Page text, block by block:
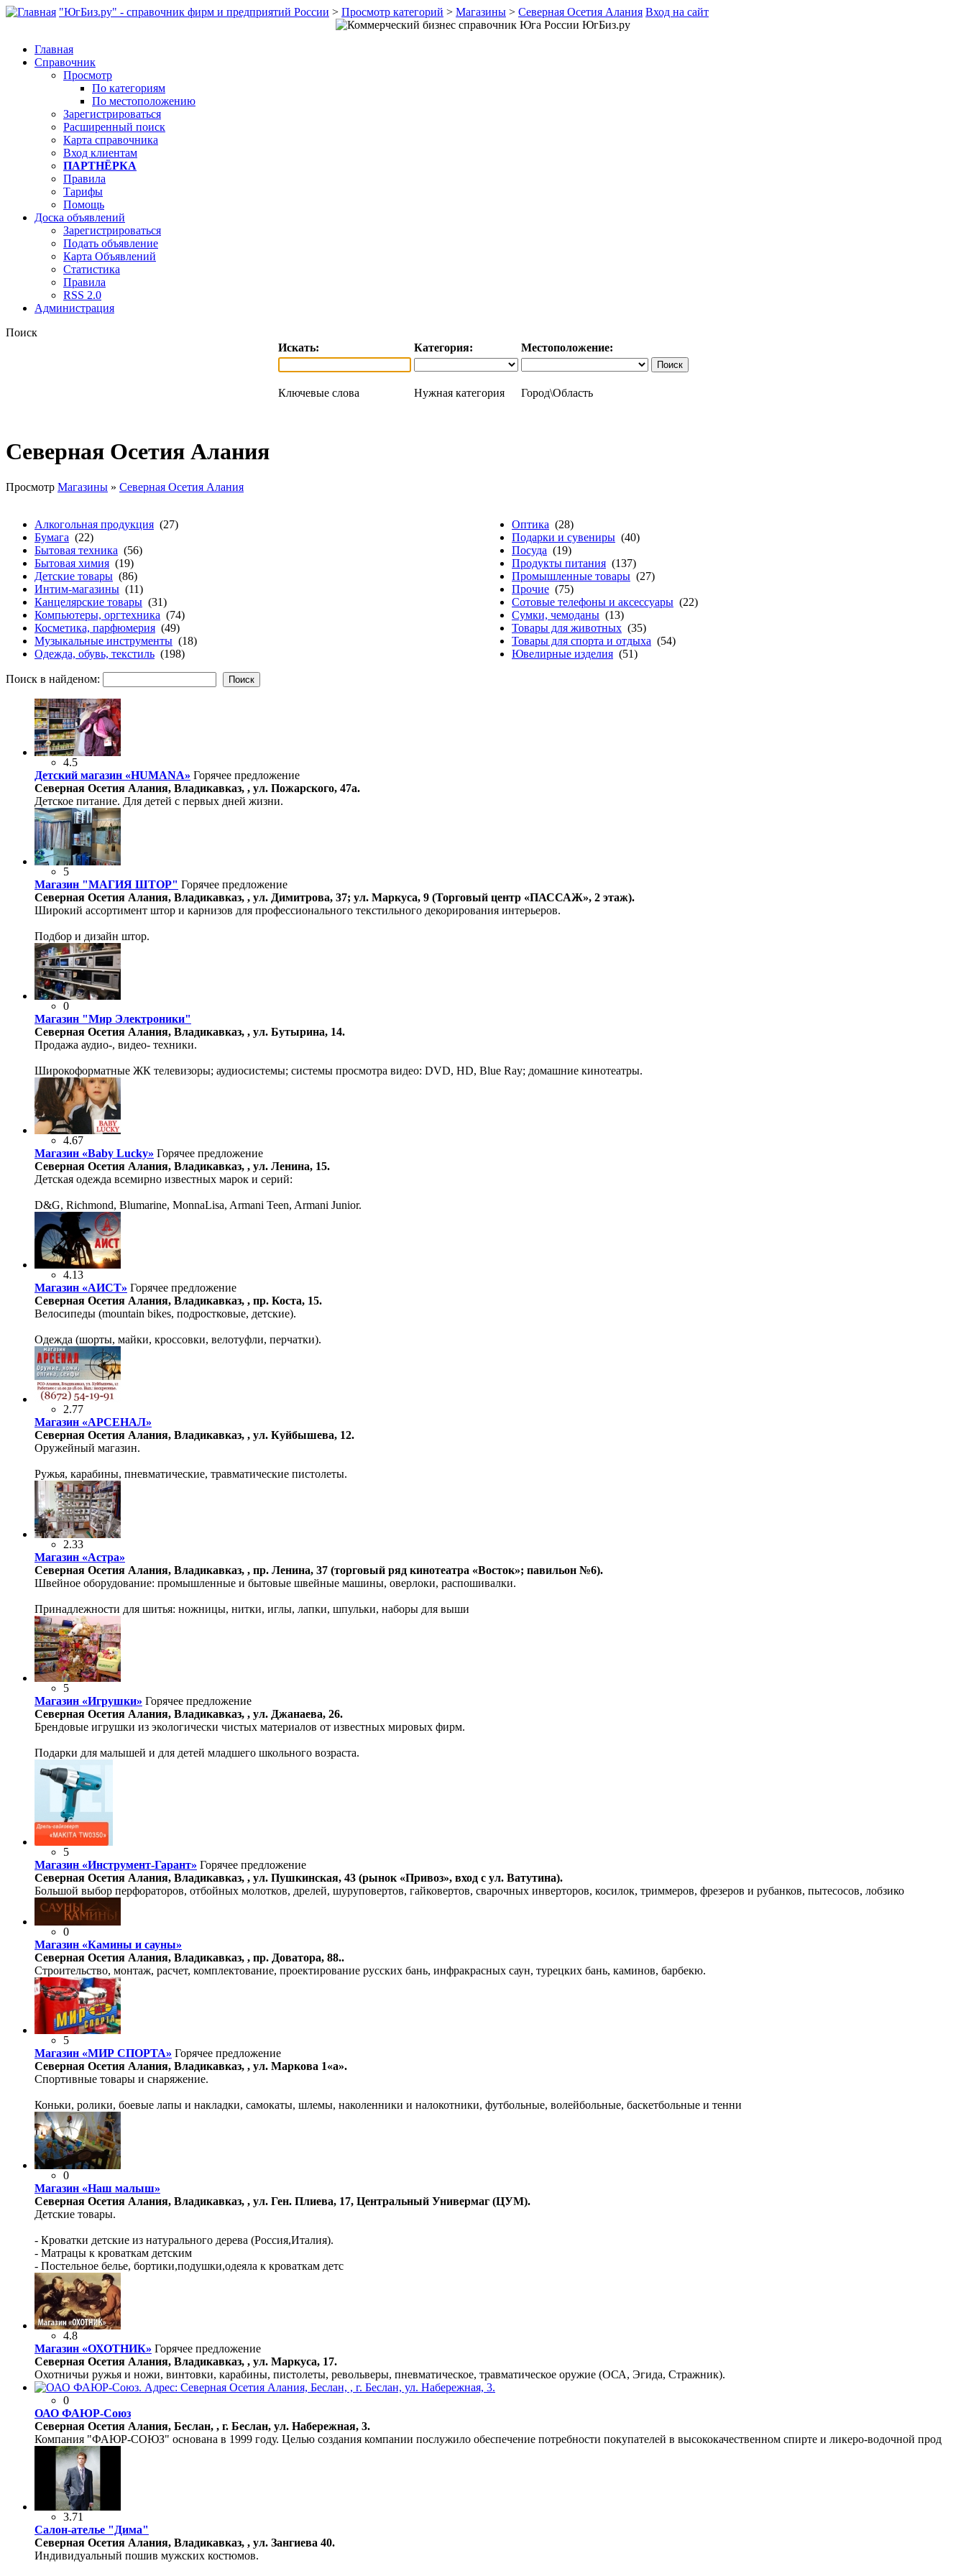
"ЮгБиз.ру" - справочник фирм и предприятий России > Просмотр категорий > Магазины > Северная Осетия Алания Вход на сайт
Главная
Справочник
Просмотр
По категориям
По местоположению
Зарегистрироваться
Расширенный поиск
Карта справочника
Вход клиентам
ПАРТНЁРКА
Правила
Тарифы
Помощь
Доска объявлений
Зарегистрироваться
Подать объявление
Карта Объявлений
Статистика
Правила
RSS 2.0
Администрация
Поиск
Искать:
Категория: Местоположение:
Ключевые слова Нужная категория Город\Область
Северная Осетия Алания
Просмотр Магазины » Северная Осетия Алания
Алкогольная продукция (27)
Бумага (22)
Бытовая техника (56)
Бытовая химия (19)
Детские товары (86)
Интим-магазины (11)
Канцелярские товары (31)
Компьютеры, оргтехника (74)
Косметика, парфюмерия (49)
Музыкальные инструменты (18)
Одежда, обувь, текстиль (198)
Оптика (28)
Подарки и сувениры (40)
Посуда (19)
Продукты питания (137)
Промышленные товары (27)
Прочие (75)
Сотовые телефоны и аксессуары (22)
Сумки, чемоданы (13)
Товары для животных (35)
Товары для спорта и отдыха (54)
Ювелирные изделия (51)
Поиск в найденом:
4.5
Детский магазин «HUMANA» Горячее предложение
Северная Осетия Алания, Владикавказ, , ул. Пожарского, 47а.
Детское питание. Для детей c первых дней жизни.
5
Магазин "МАГИЯ ШТОР" Горячее предложение
Северная Осетия Алания, Владикавказ, , ул. Димитрова, 37; ул. Маркуса, 9 (Торговый центр «ПАССАЖ», 2 этаж).
Широкий ассортимент штор и карнизов для профессионального текстильного декорирования интерьеров.
Подбор и дизайн штор.
0
Магазин "Мир Электроники"
Северная Осетия Алания, Владикавказ, , ул. Бутырина, 14.
Продажа аудио-, видео- техники.
Широкоформатные ЖК телевизоры; аудиосистемы; системы просмотра видео: DVD, HD, Blue Ray; домашние кинотеатры.
4.67
Магазин «Baby Lucky» Горячее предложение
Северная Осетия Алания, Владикавказ, , ул. Ленина, 15.
Детская одежда всемирно известных марок и серий:
D&G, Richmond, Blumarine, MonnaLisa, Armani Teen, Armani Junior.
4.13
Магазин «АИСТ» Горячее предложение
Северная Осетия Алания, Владикавказ, , пр. Коста, 15.
Велосипеды (mountain bikes, подростковые, детские).
Одежда (шорты, майки, кроссовки, велотуфли, перчатки).
2.77
Магазин «АРСЕНАЛ»
Северная Осетия Алания, Владикавказ, , ул. Куйбышева, 12.
Оружейный магазин.
Ружья, карабины, пневматические, травматические пистолеты.
2.33
Магазин «Астра»
Северная Осетия Алания, Владикавказ, , пр. Ленина, 37 (торговый ряд кинотеатра «Восток»; павильон №6).
Швейное оборудование: промышленные и бытовые швейные машины, оверлоки, распошивалки.
Принадлежности для шитья: ножницы, нитки, иглы, лапки, шпульки, наборы для выши
5
Магазин «Игрушки» Горячее предложение
Северная Осетия Алания, Владикавказ, , ул. Джанаева, 26.
Брендовые игрушки из экологически чистых материалов от известных мировых фирм.
Подарки для малышей и для детей младшего школьного возраста.
5
Магазин «Инструмент-Гарант» Горячее предложение
Северная Осетия Алания, Владикавказ, , ул. Пушкинская, 43 (рынок «Привоз», вход с ул. Ватутина).
Большой выбор перфораторов, отбойных молотков, дрелей, шуруповертов, гайковертов, сварочных инверторов, косилок, триммеров, фрезеров и рубанков, пытесосов, лобзико
0
Магазин «Камины и сауны»
Северная Осетия Алания, Владикавказ, , пр. Доватора, 88..
Строительство, монтаж, расчет, комплектование, проектирование русских бань, инфракрасных саун, турецких бань, каминов, барбекю.
5
Магазин «МИР СПОРТА» Горячее предложение
Северная Осетия Алания, Владикавказ, , ул. Маркова 1«а».
Спортивные товары и снаряжение.
Коньки, ролики, боевые лапы и накладки, самокаты, шлемы, наколенники и налокотники, футбольные, волейбольные, баскетбольные и тенни
0
Магазин «Наш малыш»
Северная Осетия Алания, Владикавказ, , ул. Ген. Плиева, 17, Центральный Универмаг (ЦУМ).
Детские товары.
- Кроватки детские из натурального дерева (Россия,Италия).
- Матрацы к кроваткам детским
- Постельное белье, бортики,подушки,одеяла к кроваткам детс
4.8
Магазин «ОХОТНИК» Горячее предложение
Северная Осетия Алания, Владикавказ, , ул. Маркуса, 17.
Охотничьи ружья и ножи, винтовки, карабины, пистолеты, револьверы, пневматическое, травматическое оружие (ОСА, Эгида, Стражник).
0
ОАО ФАЮР-Союз
Северная Осетия Алания, Беслан, , г. Беслан, ул. Набережная, 3.
Компания "ФАЮР-СОЮЗ" основана в 1999 году. Целью создания компании послужило обеспечение потребности покупателей в высококачественном спирте и ликеро-водочной прод
3.71
Салон-ателье "Дима"
Северная Осетия Алания, Владикавказ, , ул. Зангиева 40.
Индивидуальный пошив мужских костюмов.